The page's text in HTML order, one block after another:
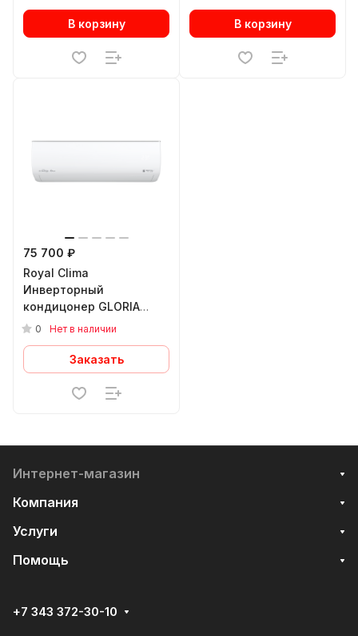
В корзину В корзину
75 700 ₽
Royal Clima
Инверторный
кондицонер GLORIA
INVERTER UPGRADE RCI-
0 Нет в наличии
Заказать
Интернет-магазин
Компания
Услуги
Помощь
+7 343 372-30-10